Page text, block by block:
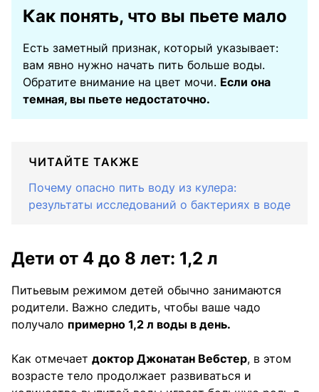
Как понять, что вы пьете мало
Есть заметный признак, который указывает:
вам явно нужно начать пить больше воды.
Обратите внимание на цвет мочи. Если она
темная, вы пьете недостаточно.
ЧИТАЙТЕ ТАКЖЕ
Почему опасно пить воду из кулера:
результаты исследований о бактериях в воде
Дети от 4 до 8 лет: 1,2 л
Питьевым режимом детей обычно занимаются
родители. Важно следить, чтобы ваше чадо
получало примерно 1,2 л воды в день.
Как отмечает доктор Джонатан Вебстер, в этом
возрасте тело продолжает развиваться и